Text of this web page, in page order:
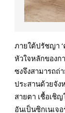
ภายใต้ปรัชญา ‘
หัวใจหลักของก
ซงจึงสามารถถ่
ประสานด้วยจัง
สายตา เชื้อเชิ
อันเป็นซิกเนเจ